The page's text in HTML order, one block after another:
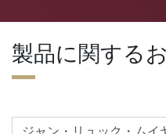
製品に関する